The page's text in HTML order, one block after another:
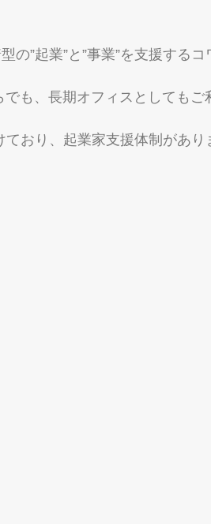
の”起業”と”事業”を支援する
も、長期オフィスとしてもご
おり、起業家支援体制があり